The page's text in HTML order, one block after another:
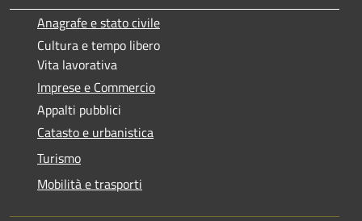
Anagrafe e stato civile
Cultura e tempo libero
Vita lavorativa
Imprese e Commercio
Appalti pubblici
Catasto e urbanistica
Turismo
Mobilità e trasporti